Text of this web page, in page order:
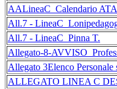
AALineaC_Calendario ATA
All.7 -
All.7 - LineaC_Pinna T.
Allegato-8-
Allegato 3Elenco Personale
ALLEGATO LINEA C